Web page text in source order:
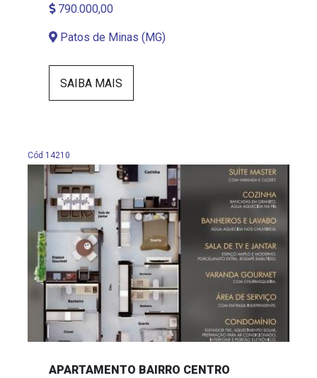
790.000,00
Patos de Minas (MG)
SAIBA MAIS
Cód 14210
APARTAMENTO BAIRRO CENTRO